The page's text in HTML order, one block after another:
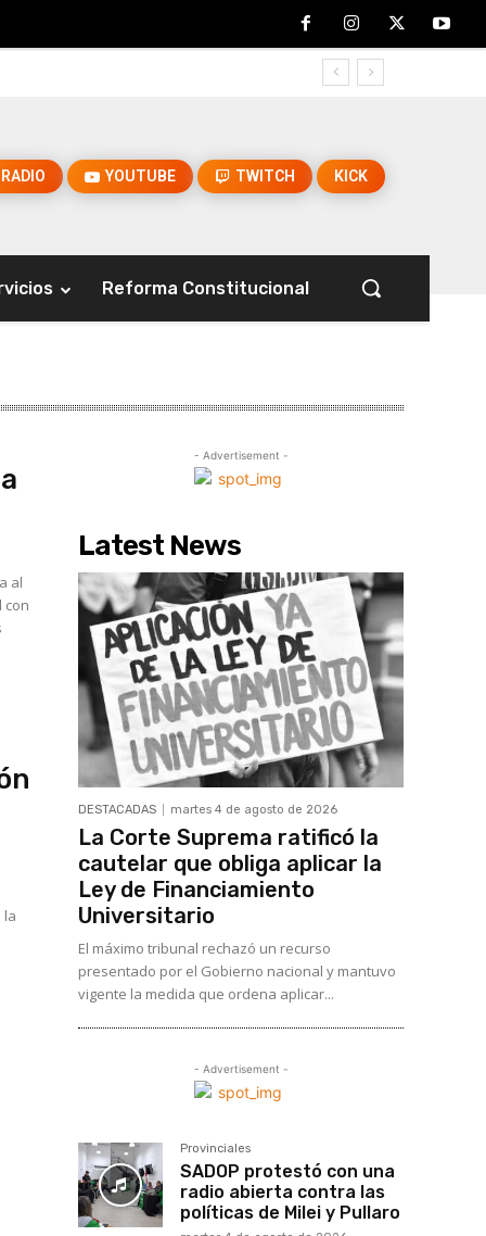
RADIO YOUTUBE TWITCH KICK
Reforma Constitucional
al
con
la
- Advertisement -
Latest News
DESTACADAS martes 4 de agosto de 2026
La Corte Suprema ratificó la
cautelar que obliga aplicar la
Ley de Financiamiento
Universitario
El máximo tribunal rechazó un recurso
presentado por el Gobierno nacional y mantuvo
vigente la medida que ordena aplicar...
- Advertisement -
Provinciales
SADOP protestó con una
radio abierta contra las
políticas de Milei y Pullaro